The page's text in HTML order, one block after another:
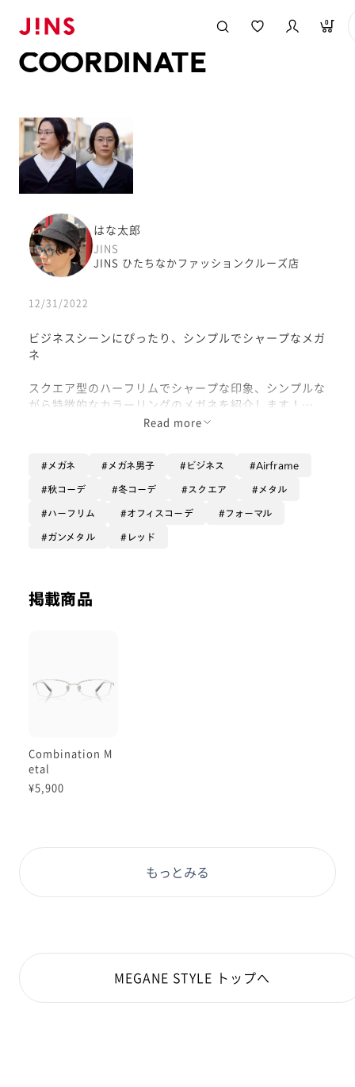
0
COORDINATE
はな太郎
JINS
JINS ひたちなかファッションクルーズ店
12/31/2022
ビジネスシーンにぴったり、シンプルでシャープなメガ
ネ
スクエア型のハーフリムでシャープな印象、シンプルな
がら特徴的なカラーリングのメガネを紹介します！
する事で個性が光るフレームです。
エネルギッシュさを演出出来ると言われているレッドを
さりげなく取り入れてここぞと言う時に使ってみません
か？
Read more
メガネ メガネ男子 ビジネス Airframe
秋コーデ 冬コーデ スクエア メタル
ハーフリム オフィスコーデ フォーマル
ガンメタル レッド
掲載商品
Combination M
etal
¥5,900
もっとみる
MEGANE STYLE トップへ